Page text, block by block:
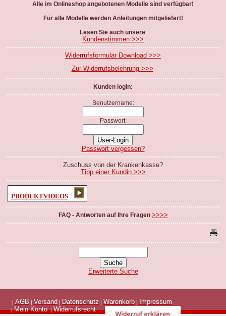
Alle im Onlineshop angebotenen Modelle sind verfügbar!
Für alle Modelle werden Anleitungen mitgeliefert!
Lesen Sie auch unsere
Kundenstimmen >>>
Widerrufsformular Download >>>
Zur Widerrufsbelehrung >>>
Kunden login:
Benutzername:
Passwort:
Passwort vergessen?
Zuschuss von der Krankenkasse?
Tipp einer Kundin >>>
PRODUKTVIDEOS
FAQ - Antworten auf Ihre Fragen >>>>
Erweiterte Suche
| AGB | Versand | Datenschutz | Warenkorb| Impressum
|Mein Konto |Widerrufsrecht